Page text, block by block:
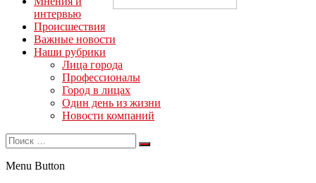
интервью
Происшествия
Важные новости
Наши рубрики
Лица города
Профессионалы
Город в лицах
Один день из жизни
Новости компаний
Menu Button